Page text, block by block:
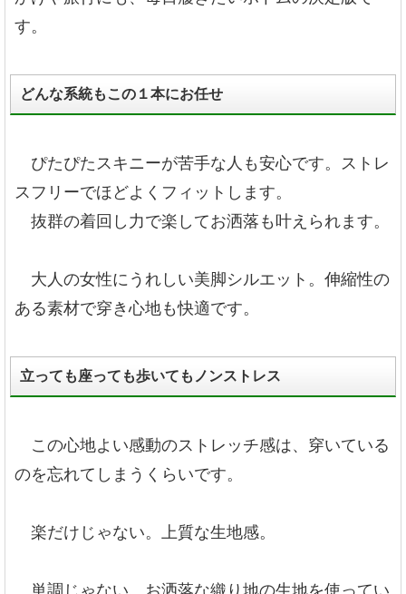
す。
どんな系統もこの１本にお任せ
ぴたぴたスキニーが苦手な人も安心です。ストレ
スフリーでほどよくフィットします。
抜群の着回し力で楽してお洒落も叶えられます。
大人の女性にうれしい美脚シルエット。伸縮性の
ある素材で穿き心地も快適です。
立っても座っても歩いてもノンストレス
この心地よい感動のストレッチ感は、穿いている
のを忘れてしまうくらいです。
楽だけじゃない。上質な生地感。
単調じゃない、お洒落な織り地の生地を使ってい